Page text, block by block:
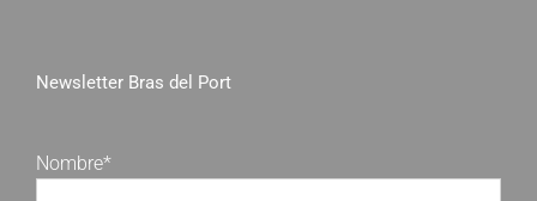
Newsletter Bras del Port
Nombre*